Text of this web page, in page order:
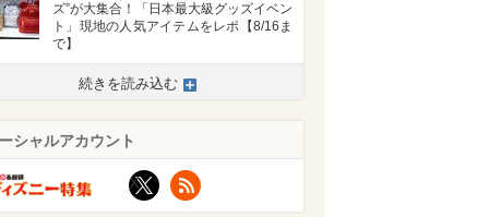
ズ”が大集合！「日本最大級グッズイベン
ト」現地の人気アイテムをレポ【8/16ま
で】
続きを読み込む
シャルアカウント
X